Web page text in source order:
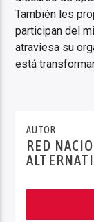
También les
participan del
atraviesa su
está
AUTOR
RED